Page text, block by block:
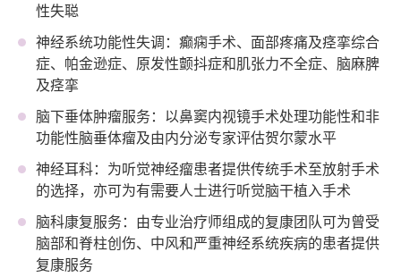
性失聪
神经系统功能性失调：癫痫手术、面部疼痛及痉挛综合
症、帕金逊症、原发性颤抖症和肌张力不全症、脑麻脾
及痉挛
脑下垂体肿瘤服务：以鼻窦内视镜手术处理功能性和非
功能性脑垂体瘤及由内分泌专家评估贺尔蒙水平
神经耳科：为听觉神经瘤患者提供传统手术至放射手术
的选择，亦可为有需要人士进行听觉脑干植入手术
脑科康复服务：由专业治疗师组成的复康团队可为曾受
脑部和脊柱创伤、中风和严重神经系统疾病的患者提供
复康服务